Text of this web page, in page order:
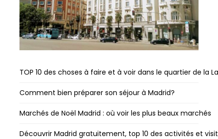
TOP 10 des choses à faire et à voir dans le quartier de la
Comment bien préparer son séjour à Madrid?
Marchés de Noël Madrid : où voir les plus beaux marchés
Découvrir Madrid gratuitement, top 10 des activités et